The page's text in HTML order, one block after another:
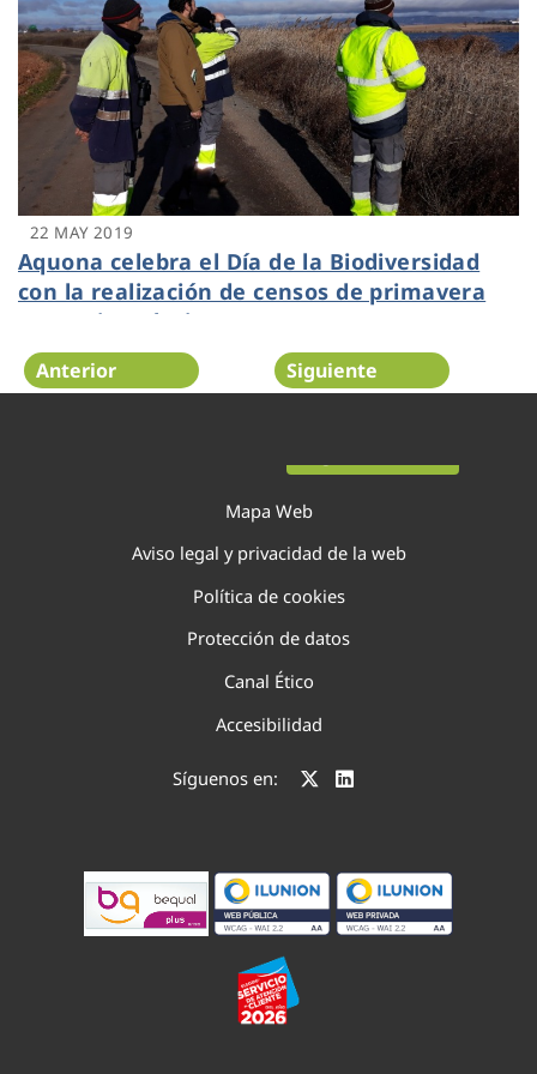
22 MAY 2019
Aquona celebra el Día de la Biodiversidad
con la realización de censos de primavera
en sus instalaciones
Anterior Siguiente
Mapa Web
Aviso legal y privacidad de la web
Política de cookies
Protección de datos
Canal Ético
Accesibilidad
Síguenos en: